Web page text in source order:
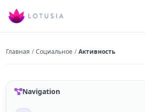
Главная / Социальное / Активность
Navigation